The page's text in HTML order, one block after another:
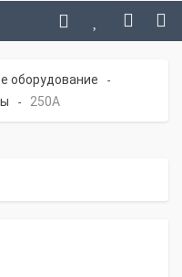
оборудование -
- 250А